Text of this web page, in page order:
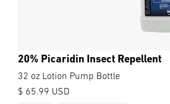
20% Picaridin Insect Repellent
32 oz Lotion Pump Bottle
$ 65.99 USD